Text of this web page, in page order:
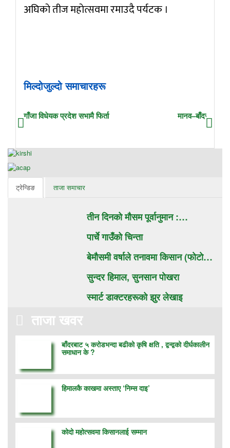
अघिकाे तीज महाेत्सवमा रमाउदै पर्यटक ।
मिल्दोजुल्दो समाचारहरू
गाँजा विधेयक प्रदेश सभामै फिर्ता मानव–बाँदर द्वन्द्व
ट्रेन्डिङ ताजा समाचार
तीन दिनको मौसम पूर्वानुमान :…
पार्चे गाउँको चिन्ता
बेमौसमी वर्षाले तनावमा किसान (फाेटाे…
सुन्दर हिमाल, सुनसान पाेखरा
स्मार्ट डाक्टरहरूको झुर लेखाइ
ताजा खवर
बाँदरबाट ५ करोडभन्दा बढीको कृषि क्षति , द्वन्द्वको दीर्घकालीन
समाधान के ?
हिमालकै काखमा अस्ताए ‘निम्स दाइ’
कोदो महोत्सवमा किसानलाई सम्मान